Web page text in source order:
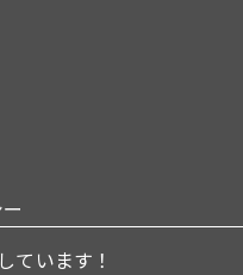
ています！